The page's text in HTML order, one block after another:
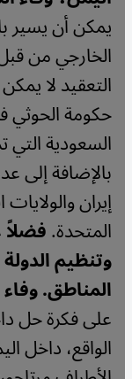
يمكن أن يسير
الخارجي من
التعقيد لا
حكومة الحوثي
السعودية
بالإضافة إلى
إيران
المتحدة.
وتنظيم
المناطق.
على فكرة حل
الواقع، داخل